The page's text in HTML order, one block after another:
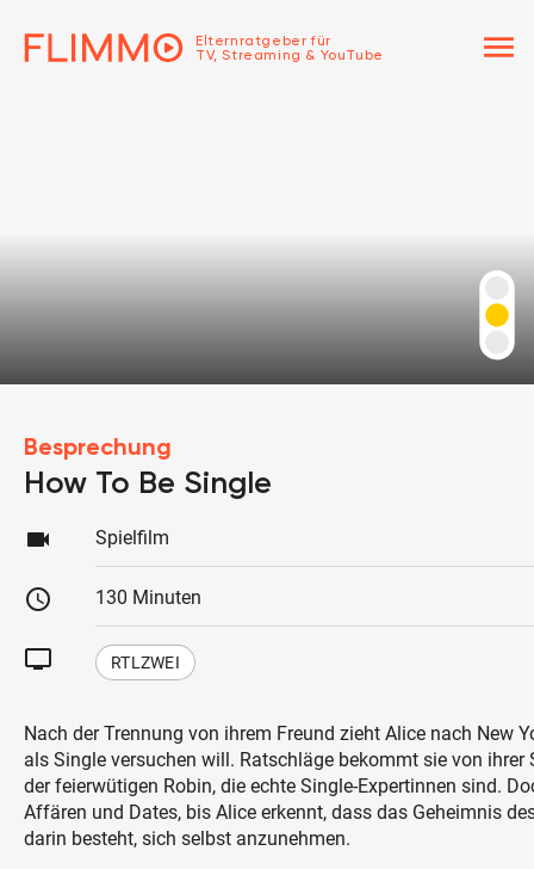
Elternratgeber für
TV, Streaming & YouTube
menu
Besprechung
How To Be Single
videocam Spielfilm
schedule 130 Minuten
tv RTLZWEI
Nach der Trennung von ihrem Freund zieht Alice nach New
als Single versuchen will. Ratschläge bekommt sie von ihrer
der feierwütigen Robin, die echte Single-Expertinnen sind.
Affären und Dates, bis Alice erkennt, dass das Geheimnis
darin besteht, sich selbst anzunehmen.